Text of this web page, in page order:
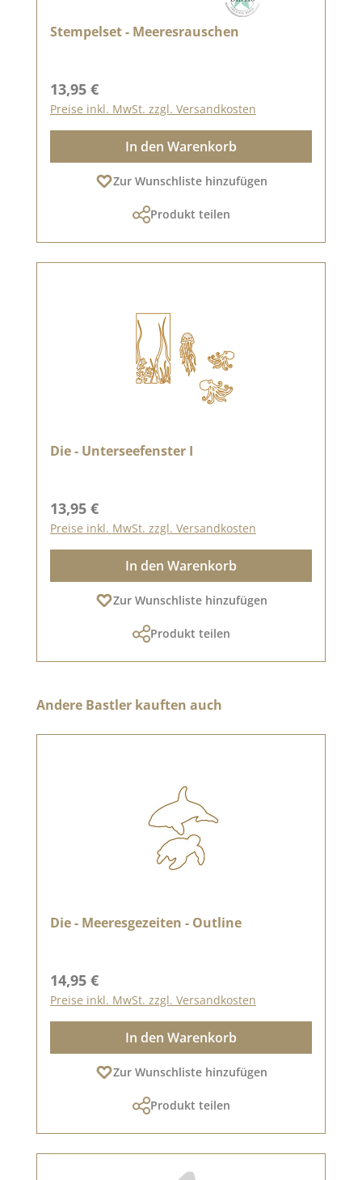
Stempelset - Meeresrauschen
Regulärer Preis:
13,95 €
Preise inkl. MwSt. zzgl. Versandkosten
In den Warenkorb
Zur Wunschliste hinzufügen
Produkt teilen
Die - Unterseefenster I
Regulärer Preis:
13,95 €
Preise inkl. MwSt. zzgl. Versandkosten
In den Warenkorb
Zur Wunschliste hinzufügen
Produkt teilen
Produktgalerie überspringen
Andere Bastler kauften auch
Die - Meeresgezeiten - Outline
Regulärer Preis:
14,95 €
Preise inkl. MwSt. zzgl. Versandkosten
In den Warenkorb
Zur Wunschliste hinzufügen
Produkt teilen